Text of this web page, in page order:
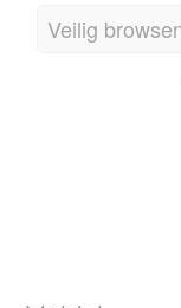
Veilig